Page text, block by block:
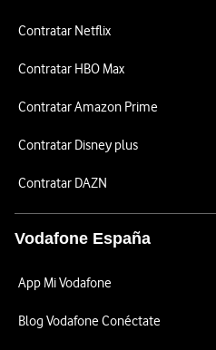
Contratar Netflix
Contratar HBO Max
Contratar Amazon Prime
Contratar Disney plus
Contratar DAZN
Vodafone España
App Mi Vodafone
Blog Vodafone Conéctate